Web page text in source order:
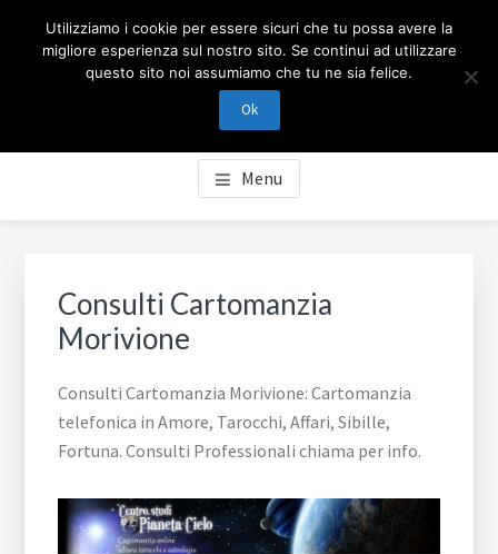
CARTOMANZIA MILANO
Cartomanzia Milano, cartomanzia telefonica in Amore,
Tarocchi, Affari, Sibille, Fortuna. Consulti Professionali
chiama per info.
Menu
Consulti Cartomanzia
Morivione
Consulti Cartomanzia Morivione: Cartomanzia
telefonica in Amore, Tarocchi, Affari, Sibille,
Fortuna. Consulti Professionali chiama per info.
Utilizziamo i cookie per essere sicuri che tu possa avere la
migliore esperienza sul nostro sito. Se continui ad utilizzare
questo sito noi assumiamo che tu ne sia felice.
Ok